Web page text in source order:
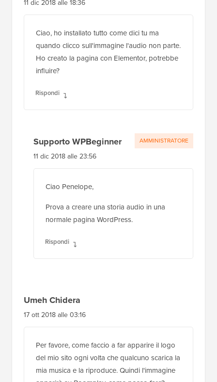
11 dic 2018 alle 18:36
Ciao, ho installato tutto come dici tu ma
quando clicco sull'immagine l'audio non parte.
Ho creato la pagina con Elementor, potrebbe
influire?
Rispondi
Supporto WPBeginner
11 dic 2018 alle 23:56
Ciao Penelope,
Prova a creare una storia audio in una
normale pagina WordPress.
Rispondi
AMMINISTRATORE
Umeh Chidera
17 ott 2018 alle 03:16
Per favore, come faccio a far apparire il logo
del mio sito ogni volta che qualcuno scarica la
mia musica e la riproduce. Quindi l'immagine